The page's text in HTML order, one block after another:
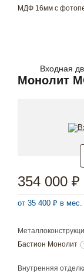
МДФ 16мм с
Входная
Монолит
Бастион Монолит
Внутренняя
354 000 ₽
от 35 400 ₽ в мес.